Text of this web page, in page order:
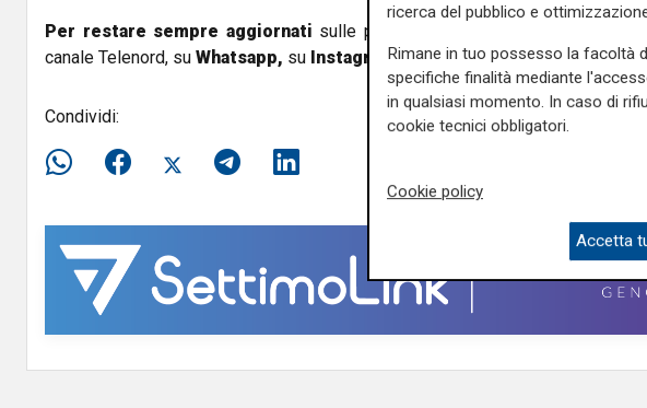
Per restare sempre aggiornati sulle principali notizie sulla Liguria
canale Telenord, su Whatsapp, su Instagram,suYoutubee suFacebook.
Condividi:
ricerca del pubblico e
Rimane in tuo possesso la facoltà
specifiche finalità mediante
in qualsiasi momento. In caso di
cookie tecnici obbligatori.
Cookie policy
Accetta